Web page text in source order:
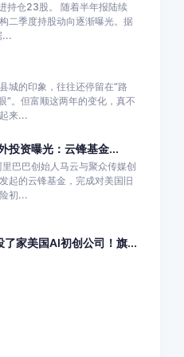
持仓23股。 随着半年报陆续
二季度持股动向逐渐曝光。据
...
城的印象，往往还停留在“路
”。但富顺这两年的变化，真不
来...
投资曝光：云锋基金...
巴巴创始人马云与聚众传媒创
起的云锋基金，完成对美国旧
初...
了家美国AI初创公司！旗...